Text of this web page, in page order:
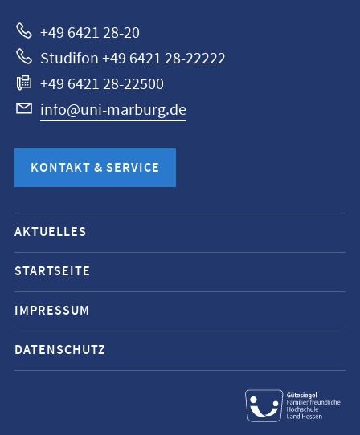
+49 6421 28-20
Studifon +49 6421 28-22222
+49 6421 28-22500
info@uni-marburg.de
KONTAKT & SERVICE
Mobile-
Service-
Navigation
und
Social
Media
Kontakte
AKTUELLES
STARTSEITE
IMPRESSUM
DATENSCHUTZ